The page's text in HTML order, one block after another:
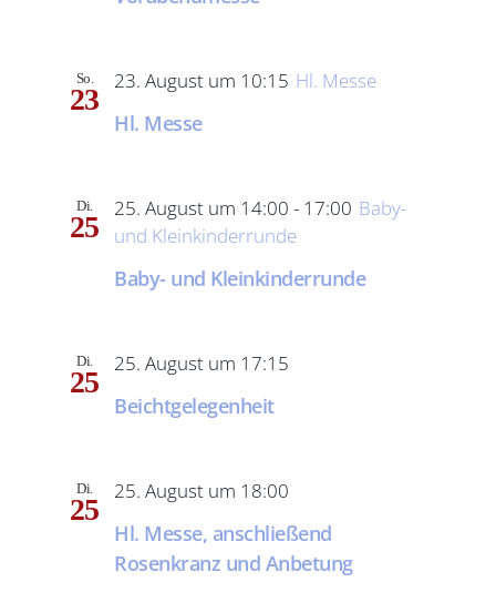
So.
23
Hl. Messe
23. August um 10:15 Hl. Messe
Di.
25
Baby- und Kleinkinderrunde
25. August um 14:00 - 17:00 Baby-
und Kleinkinderrunde
Di.
25
Beichtgelegenheit
25. August um 17:15
Di.
25
Hl. Messe, anschließend
Rosenkranz und Anbetung
25. August um 18:00